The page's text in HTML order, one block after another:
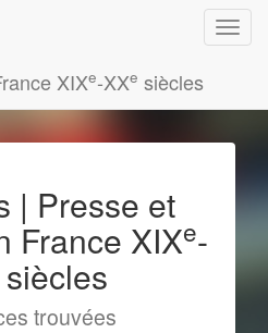
XIXe-XXe siècles
| Presse et
France XIXe-
siècles
trouvées